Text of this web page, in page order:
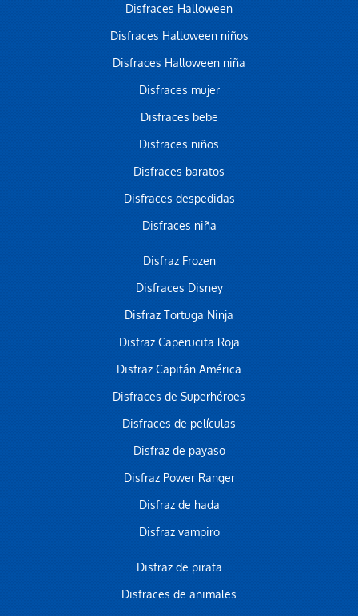
Disfraces Halloween
Disfraces Halloween niños
Disfraces Halloween niña
Disfraces mujer
Disfraces bebe
Disfraces niños
Disfraces baratos
Disfraces despedidas
Disfraces niña
Disfraz Frozen
Disfraces Disney
Disfraz Tortuga Ninja
Disfraz Caperucita Roja
Disfraz Capitán América
Disfraces de Superhéroes
Disfraces de películas
Disfraz de payaso
Disfraz Power Ranger
Disfraz de hada
Disfraz vampiro
Disfraz de pirata
Disfraces de animales